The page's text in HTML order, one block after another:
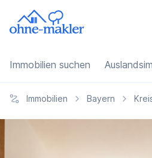
Immobilien suchen
Immobilien Bayern